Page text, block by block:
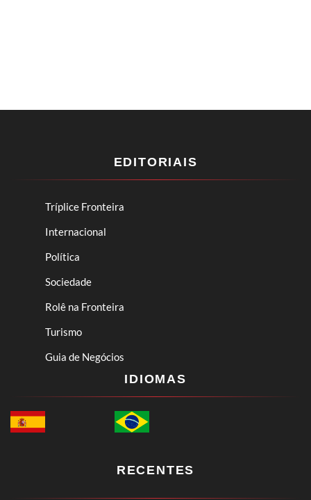
EDITORIAIS
Tríplice Fronteira
Internacional
Política
Sociedade
Rolê na Fronteira
Turismo
Guia de Negócios
IDIOMAS
RECENTES